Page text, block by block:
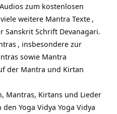
zum kostenlosen
weitere Mantra Texte ,
Sanskrit Schrift Devanagari.
, insbesondere zur
sowie Mantra
der Mantra und Kirtan
Mantras, Kirtans und Lieder
Yoga Vidya Yoga Vidya